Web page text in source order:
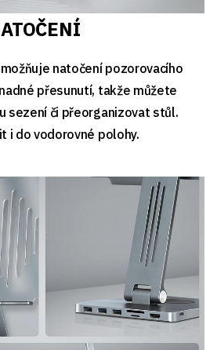
natočení pozorovacího
přesunutí, takže můžete
sezení či přeorganizovat stůl.
i do vodorovné polohy.